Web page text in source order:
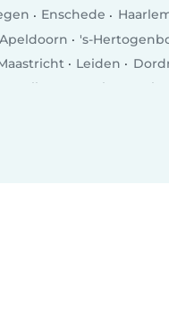
Enschede
Apeldoorn
's-
Leiden
Zwolle Hengelo Venlo